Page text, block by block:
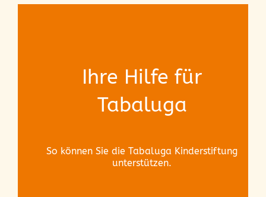
Ihre Hilfe für
Tabaluga
So können Sie die Tabaluga Kinderstiftung
unterstützen.